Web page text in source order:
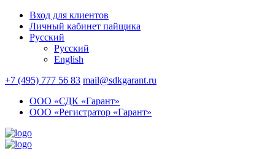
Вход для клиентов
Личный кабинет пайщика
Русский
Русский
English
+7 (495) 777 56 83 mail@sdkgarant.ru
ООО «СДК «Гарант»
ООО «Регистратор «Гарант»